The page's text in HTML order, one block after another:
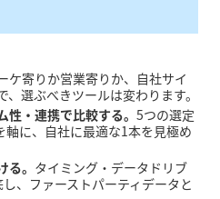
ケ寄りか営業寄りか、自社サイ
、選ぶべきツールは変わります。
・連携で比較する。 5つの選定
軸に、自社に最適な1本を見極め
。 タイミング・データドリブ
、ファーストパーティデータと